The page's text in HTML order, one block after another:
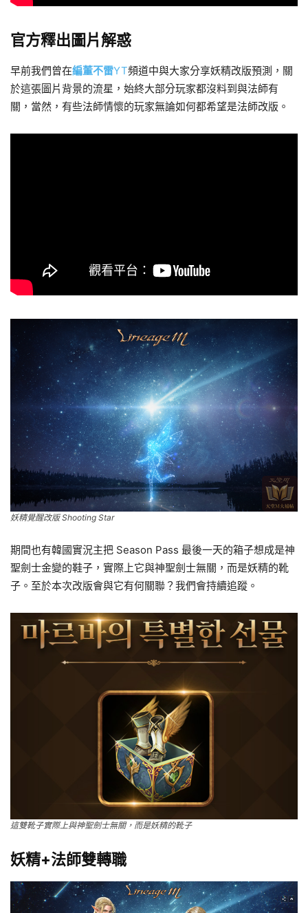
官方釋出圖片解惑
早前我們曾在編董不雷YT頻道中與大家分享妖精改版預測，關
於這張圖片背景的流星，始終大部分玩家都沒料到與法師有
關，當然，有些法師情懷的玩家無論如何都希望是法師改版。
妖精覺醒改版 Shooting Star
期間也有韓國實況主把 Season Pass 最後一天的箱子想成是神
聖劍士金變的鞋子，實際上它與神聖劍士無關，而是妖精的靴
子。至於本次改版會與它有何關聯？我們會持續追蹤。
這雙靴子實際上與神聖劍士無關，而是妖精的靴子
妖精+法師雙轉職